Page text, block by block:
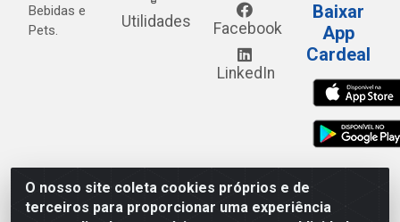
O nosso site coleta cookies próprios e de
terceiros para proporcionar uma experiência
Bebidas e
Pets.
Utilidades Facebook
LinkedIn
Baixar
App
Cardeal
Cardeal Distribuidora - Estrada Alto do Moura, 582 - Alto
do Moura - Caruaru/PE - CEP 55.040-120 - CNPJ